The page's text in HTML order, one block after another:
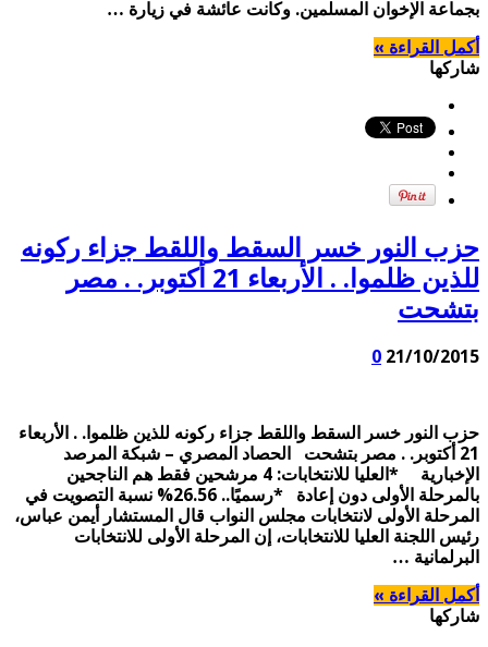
بجماعة الإخوان المسلمين. وكانت عائشة في زيارة …
أكمل القراءة »
شاركها
حزب النور خسر السقط واللقط جزاء ركونه
للذين ظلموا. . الأربعاء 21 أكتوبر. . مصر
بتشحت
21/10/2015
0
حزب النور خسر السقط واللقط جزاء ركونه للذين ظلموا. . الأربعاء
21 أكتوبر. . مصر بتشحت الحصاد المصري – شبكة المرصد
الإخبارية *العليا للانتخابات: 4 مرشحين فقط هم الناجحين
بالمرحلة الأولى دون إعادة *رسميًا.. 26.56% نسبة التصويت في
المرحلة الأولى لانتخابات مجلس النواب قال المستشار أيمن عباس،
رئيس اللجنة العليا للانتخابات، إن المرحلة الأولى للانتخابات
البرلمانية …
أكمل القراءة »
شاركها